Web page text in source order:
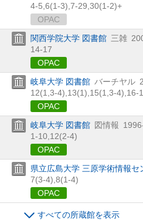
4-5, 6(1-3), 7-29, 30(1-2)+
OPAC
関西学院大学 図書館 三雑
14-17
OPAC
岐阜大学 図書館 バーチヤル
12(1, 3-4), 13(1), 15(1, 3-4), 16-
OPAC
岐阜大学 図書館 図情報
1-10, 12(2-4)
OPAC
県立広島大学 三原学術情報セ
7(3-4), 8(1-4)
OPAC
すべての所蔵館を表示